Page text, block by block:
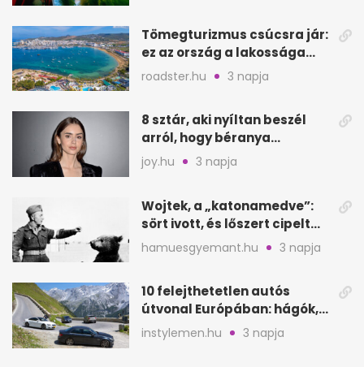
Tömegturizmus csúcsra jár:
ez az ország a lakossága
kétszeresét fogadja
roadster.hu 3 napja
8 sztár, aki nyíltan beszél
arról, hogy béranya
segítette a családalapítást
joy.hu 3 napja
Wojtek, a „katonamedve”:
sört ivott, és lőszert cipelt
Monte Cassinónál
hamuesgyemant.hu 3 napja
10 felejthetetlen autós
útvonal Európában: hágók,
partok, fjordok
instylemen.hu 3 napja